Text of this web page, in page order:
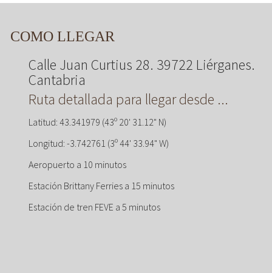
COMO LLEGAR
Calle Juan Curtius 28. 39722 Liérganes.
Cantabria
Ruta detallada para llegar desde ...
Latitud: 43.341979 (43º 20' 31.12" N)
Longitud: -3.742761 (3º 44' 33.94" W)
Aeropuerto a 10 minutos
Estación Brittany Ferries a 15 minutos
Estación de tren FEVE a 5 minutos